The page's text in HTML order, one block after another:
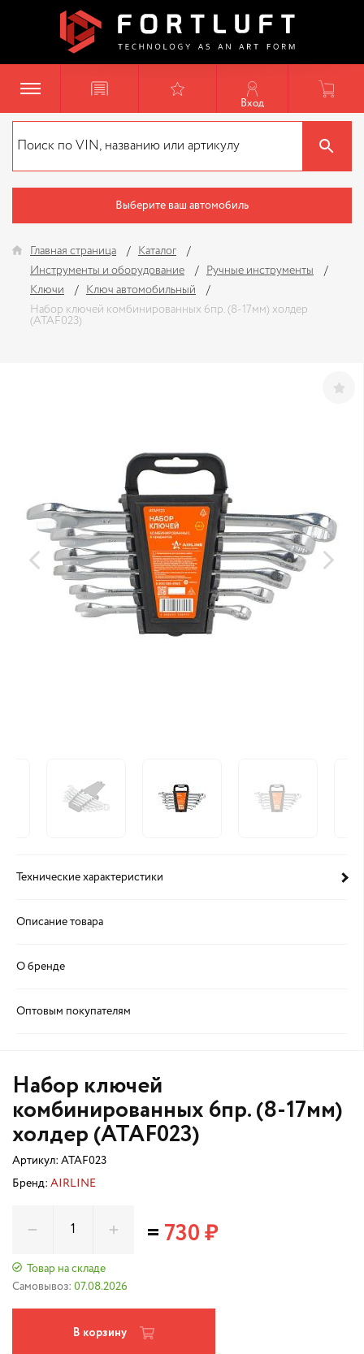
Вход
Выберите ваш автомобиль
Главная страница
Каталог
Инструменты и оборудование
Ручные инструменты
Ключи
Ключ автомобильный
Набор ключей комбинированных 6пр. (8-17мм) холдер
(ATAF023)
Технические характеристики
Описание товара
О бренде
Оптовым покупателям
Набор ключей
комбинированных 6пр. (8-17мм)
холдер (ATAF023)
Артикул: ATAF023
Бренд: AIRLINE
Товар на складе
Самовывоз: 07.08.2026
=730 ₽
В корзину